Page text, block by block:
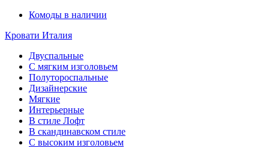
Комоды в наличии
Кровати Италия
Двуспальные
С мягким изголовьем
Полутороспальные
Дизайнерские
Мягкие
Интерьерные
В стиле Лофт
В скандинавском стиле
С высоким изголовьем